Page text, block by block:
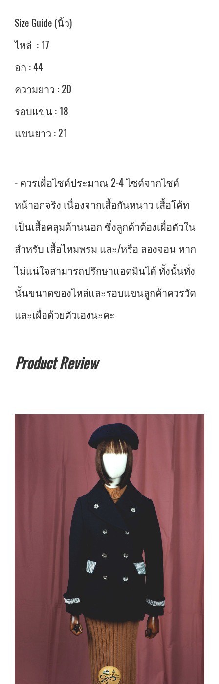
Size Guide (นิ้ว)
ไหล่ : 17
อก : 44
ความยาว : 20
รอบแขน : 18
แขนยาว : 21
- ควรเผื่อไซด์ประมาณ 2-4 ไซด์จากไซด์
หน้าอกจริง เนื่องจากเสื้อกันหนาว เสื้อโค้ท
เป็นเสื้อคลุมด้านนอก ซึ่งลูกค้าต้องเผื่อตัวใน
สำหรับ เสื้อไหมพรม และ/หรือ ลองจอน หาก
ไม่แน่ใจสามารถปรึกษาแอดมินได้ ทั้งนั้นทั่ง
นั้นขนาดของไหล่และรอบแขนลูกค้าควรวัด
และเผื่อด้วยตัวเองนะคะ
Product Review